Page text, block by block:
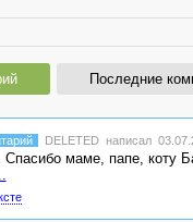
Последние
DELETED написал
маме, папе, коту